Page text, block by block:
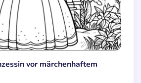
vor märchenhaftem